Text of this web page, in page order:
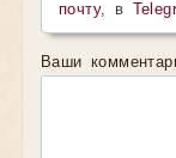
почту, в
Ваши